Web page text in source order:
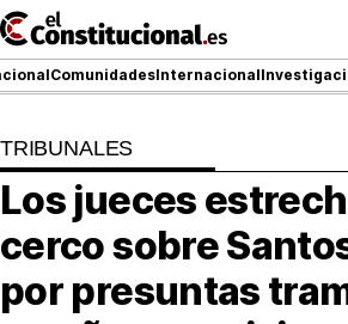
Ir
al
contenido
ComunidadesInternacional
NACIONAL
COMUNIDADES
ElConstitucional TV
TRIBUNALES
Los jueces
cerco sobre
por presuntas